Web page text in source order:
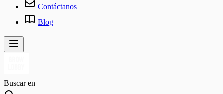
Contáctanos
Blog
Buscar en